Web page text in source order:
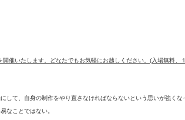
催いたします。どなたでもお気軽にお越しください。(入場無料、
て、自身の制作をやり直さなければならないという思いが強くな
なことではない。